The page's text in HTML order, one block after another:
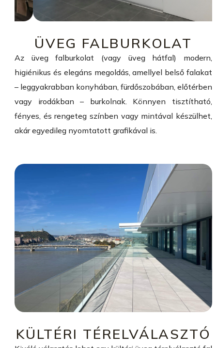
ÜVEG FALBURKOLAT
Az üveg falburkolat (vagy üveg hátfal) modern,
higiénikus és elegáns megoldás, amellyel belső falakat
– leggyakrabban konyhában, fürdőszobában, előtérben
vagy irodákban – burkolnak. Könnyen tisztítható,
fényes, és rengeteg színben vagy mintával készülhet,
akár egyedileg nyomtatott grafikával is.
KÜLTÉRI TÉRELVÁLASZTÓ